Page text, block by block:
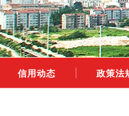
信用动态 政策法